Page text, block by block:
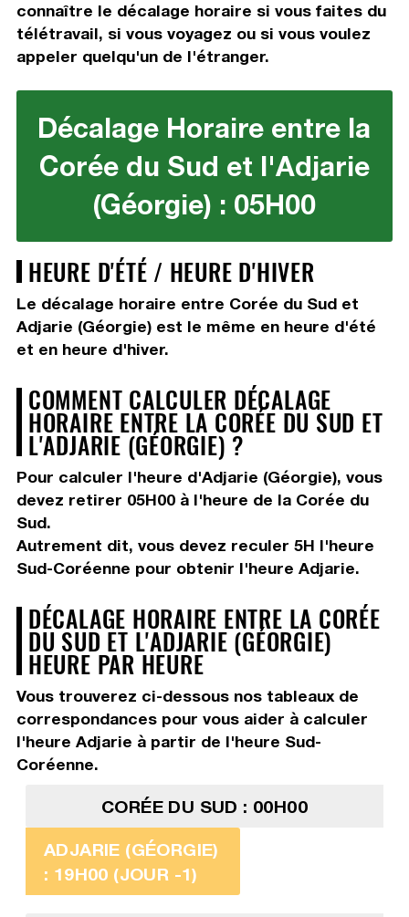
connaître le décalage horaire si vous faites du
télétravail, si vous voyagez ou si vous voulez
appeler quelqu'un de l'étranger.
Décalage Horaire entre la
Corée du Sud et l'Adjarie
(Géorgie) : 05H00
HEURE D'ÉTÉ / HEURE D'HIVER
Le décalage horaire entre Corée du Sud et
Adjarie (Géorgie) est le même en heure d'été
et en heure d'hiver.
COMMENT CALCULER DÉCALAGE
HORAIRE ENTRE LA CORÉE DU SUD ET
L'ADJARIE (GÉORGIE) ?
Pour calculer l'heure d'Adjarie (Géorgie), vous
devez retirer 05H00à l'heure de la Corée du
Sud.
Autrement dit, vous devez reculer 5H l'heure
Sud-Coréenne pour obtenir l'heure Adjarie.
DÉCALAGE HORAIRE ENTRE LA CORÉE
DU SUD ET L'ADJARIE (GÉORGIE)
HEURE PAR HEURE
Vous trouverez ci-dessous nos tableaux de
correspondances pour vous aider à calculer
l'heure Adjarie à partir de l'heure Sud-
Coréenne.
CORÉE DU SUD : 00H00
ADJARIE (GÉORGIE)
: 19H00 (JOUR -1)